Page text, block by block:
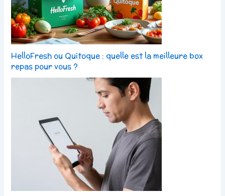
HelloFresh ou Quitoque : quelle est la meilleure box
repas pour vous ?